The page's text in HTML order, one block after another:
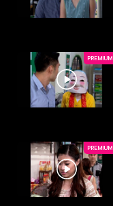
PREMIUM
PREMIUM